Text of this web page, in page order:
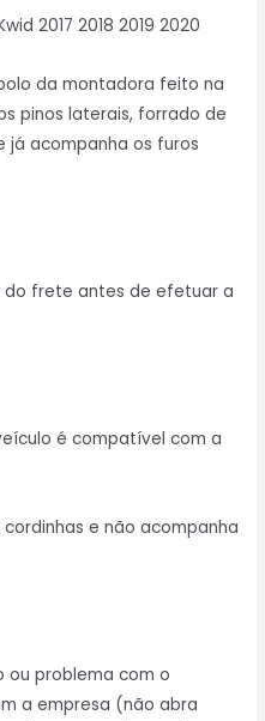
2017 2018 2019 2020
da montadora feito na
pinos laterais, forrado de
já acompanha os furos
do frete antes de efetuar a
é compatível com a
e não acompanha
ou problema com o
a empresa (não abra